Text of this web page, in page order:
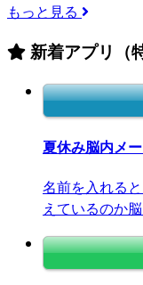
もっと見る
新着アプリ（
夏休み脳内メ
名前を入れる
えているのか